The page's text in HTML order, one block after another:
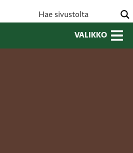
VALIKKO